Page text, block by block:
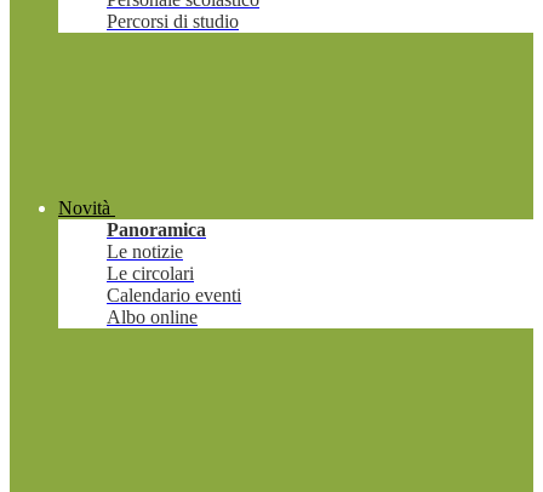
Percorsi di studio
Novità
Panoramica
Le notizie
Le circolari
Calendario eventi
Albo online